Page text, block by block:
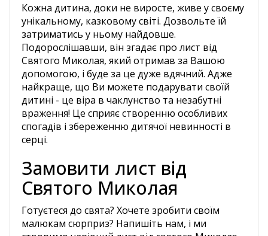
Кожна дитина, доки не виросте, живе у своєму
унікальному, казковому світі. Дозвольте їй
затриматись у ньому найдовше.
Подорослішавши, він згадає про лист від
Святого Миколая, який отримав за Вашою
допомогою, і буде за це дуже вдячний. Адже
найкраще, що Ви можете подарувати своїй
дитині - це віра в чаклунство та незабутні
враження! Це сприяє створенню особливих
спогадів і збереженню дитячої невинності в
серці.
Замовити лист від
Святого Миколая
Готуєтеся до свята? Хочете зробити своїм
малюкам сюрприз? Напишіть нам, і ми